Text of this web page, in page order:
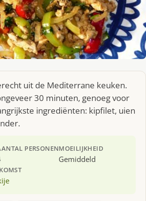
uit de Mediterrane keuken.
30 minuten, genoeg voor
ingrediënten: kipfilet, uien
PERSONENMOEILIJKHEID
Gemiddeld